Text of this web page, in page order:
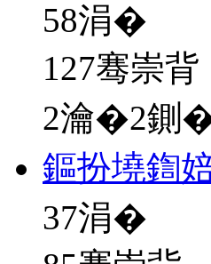
58涓�
127骞崇背
2瀹�2鍘
鏂扮墝鍧
37涓�